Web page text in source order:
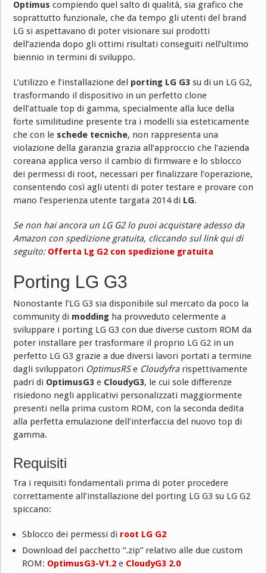
Optimus compiendo quel salto di qualità, sia grafico che
soprattutto funzionale, che da tempo gli utenti del brand
LG si aspettavano di poter visionare sui prodotti
dell’azienda dopo gli ottimi risultati conseguiti nell’ultimo
biennio in termini di sviluppo.
L’utilizzo e l’installazione del porting LG G3 su di un LG G2,
trasformando il dispositivo in un perfetto clone
dell’attuale top di gamma, specialmente alla luce della
forte similitudine presente tra i modelli sia esteticamente
che con le schede tecniche, non rappresenta una
violazione della garanzia grazia all’approccio che l’azienda
coreana applica verso il cambio di firmware e lo sblocco
dei permessi di root, necessari per finalizzare l’operazione,
consentendo così agli utenti di poter testare e provare con
mano l’esperienza utente targata 2014 di LG.
Se non hai ancora un LG G2 lo puoi acquistare adesso da
Amazon con spedizione gratuita, cliccando sul link qui di
seguito: Offerta Lg G2 con spedizione gratuita
Porting LG G3
Nonostante l’LG G3 sia disponibile sul mercato da poco la
community di modding ha provveduto celermente a
sviluppare i porting LG G3 con due diverse custom ROM da
poter installare per trasformare il proprio LG G2 in un
perfetto LG G3 grazie a due diversi lavori portati a termine
dagli sviluppatori OptimusRSe Cloudyfrarispettivamente
padri di OptimusG3 e CloudyG3, le cui sole differenze
risiedono negli applicativi personalizzati maggiormente
presenti nella prima custom ROM, con la seconda dedita
alla perfetta emulazione dell’interfaccia del nuovo top di
gamma.
Requisiti
Tra i requisiti fondamentali prima di poter procedere
correttamente all’installazione del porting LG G3 su LG G2
spiccano:
Sblocco dei permessi di root LG G2
Download del pacchetto “.zip” relativo alle due custom
ROM: OptimusG3-V1.2 e CloudyG3 2.0